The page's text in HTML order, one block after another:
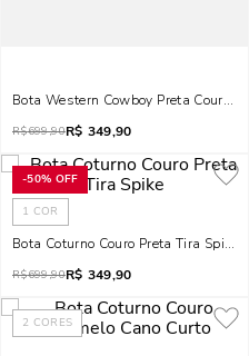
Bota Western Cowboy Preta Couro
R$699,90R$ 349,90
-50% OFF
1 COR
Bota Coturno Couro Preta Tira Spike
R$699,90R$ 349,90
2 CORES